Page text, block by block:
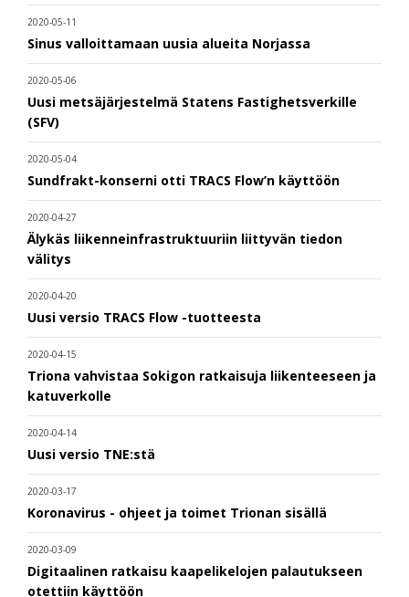
2020-05-11
Sinus valloittamaan uusia alueita Norjassa
2020-05-06
Uusi metsäjärjestelmä Statens Fastighetsverkille
(SFV)
2020-05-04
Sundfrakt-konserni otti TRACS Flow’n käyttöön
2020-04-27
Älykäs liikenneinfrastruktuuriin liittyvän tiedon
välitys
2020-04-20
Uusi versio TRACS Flow -tuotteesta
2020-04-15
Triona vahvistaa Sokigon ratkaisuja liikenteeseen ja
katuverkolle
2020-04-14
Uusi versio TNE:stä
2020-03-17
Koronavirus - ohjeet ja toimet Trionan sisällä
2020-03-09
Digitaalinen ratkaisu kaapelikelojen palautukseen
otettiin käyttöön